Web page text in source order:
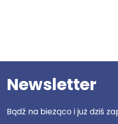
Newsletter
Bądź na bieżąco i już dziś